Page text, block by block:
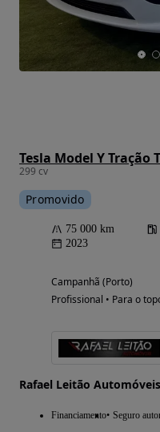
Tesla Model Y Tração
299 cv
Promovido
75 000 km
2023
Campanhã (Porto)
Profissional • Para o
Rafael Leitão Automóveis
Financiamento Seguro